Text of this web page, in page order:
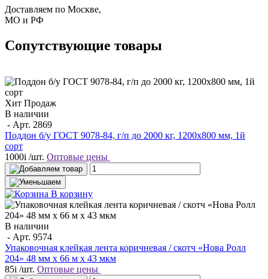
Доставляем по Москве,
МО и РФ
Сопутствующие товары
Хит Продаж
В наличии
- Арт. 2869
Поддон б/у ГОСТ 9078-84, г/п до 2000 кг, 1200х800 мм, 1й
сорт
1000i /шт. Оптовые цены
В корзину
В наличии
- Арт. 9574
Упаковочная клейкая лента коричневая / скотч «Нова Ролл
204» 48 мм x 66 м х 43 мкм
85i /шт. Оптовые цены